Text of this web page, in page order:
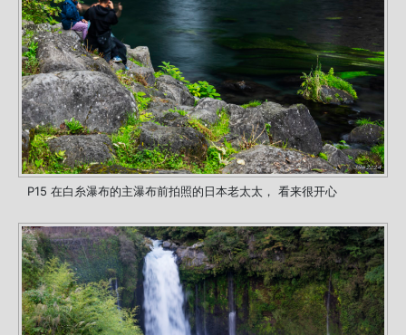
P15 在白糸瀑布的主瀑布前拍照的日本老太太， 看来很开心